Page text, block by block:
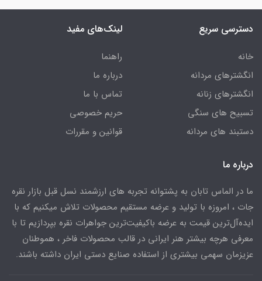
دسترسی سریع
خانه
انگشترهای مردانه
انگشترهای زنانه
تسبیح های سنگی
دستبند های مردانه
لینک‌های مفید
راهنما
درباره ما
تماس با ما
حریم خصوصی
قوانین و مقررات
درباره ما
ما در الماس تابان به پشتوانه تجربه های ارزشمند نسل قبل بازار نقره
جات ، امروزه با تولید و عرضه مستقیم محصولات تلاش میکنیم که با
ایده‌آل‌ترین قیمت به عرضه باکیفیت‌ترین جواهرات نقره بپردازیم تا با
معرفی هرچه بیشتر هنر ایرانی در قالب محصولات فاخر ، هموطنان
عزیزمان سهمی بیشتری از استفاده صنایع دستی ایران داشته باشند.